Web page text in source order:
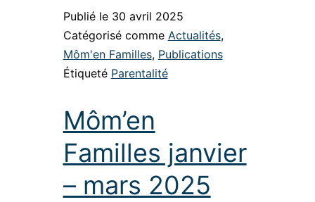
Publié le 30 avril 2025
Catégorisé comme Actualités,
Môm'en Familles, Publications
Étiqueté Parentalité
Môm’en
Familles janvier
– mars 2025